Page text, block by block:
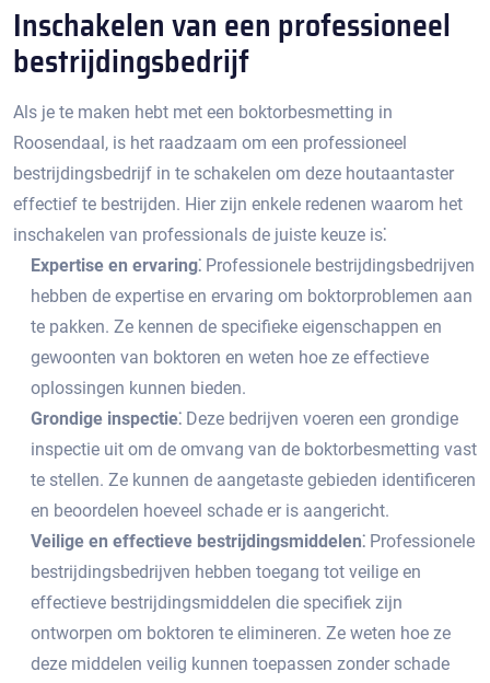
Inschakelen van een professioneel
bestrijdingsbedrijf
Als je te maken hebt met een boktorbesmetting in
Roosendaal, is het raadzaam om een professioneel
bestrijdingsbedrijf in te schakelen om deze houtaantaster
effectief te bestrijden.​ Hier zijn enkele redenen waarom het
inschakelen van professionals de juiste keuze is⁚
Expertise en ervaring⁚ Professionele bestrijdingsbedrijven
hebben de expertise en ervaring om boktorproblemen aan
te pakken.​ Ze kennen de specifieke eigenschappen en
gewoonten van boktoren en weten hoe ze effectieve
oplossingen kunnen bieden.​
Grondige inspectie⁚ Deze bedrijven voeren een grondige
inspectie uit om de omvang van de boktorbesmetting vast
te stellen.​ Ze kunnen de aangetaste gebieden identificeren
en beoordelen hoeveel schade er is aangericht.​
Veilige en effectieve bestrijdingsmiddelen⁚ Professionele
bestrijdingsbedrijven hebben toegang tot veilige en
effectieve bestrijdingsmiddelen die specifiek zijn
ontworpen om boktoren te elimineren.​ Ze weten hoe ze
deze middelen veilig kunnen toepassen zonder schade